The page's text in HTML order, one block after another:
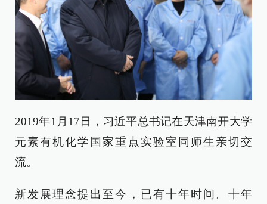
2019年1月17日，习近平总书记在天津南开大学
元素有机化学国家重点实验室同师生亲切交
流。
新发展理念提出至今，已有十年时间。十年